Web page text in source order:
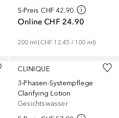
S-Preis CHF 42.90
Online CHF 24.90
200 ml (CHF 12.45 / 100 ml)
CLINIQUE
3-Phasen-Systempflege
Clarifying Lotion
Gesichtswasser